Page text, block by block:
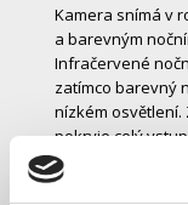
Kamera snímá v
a barevným
Infračervené
zatímco barevný
nízkém
pokryje celý